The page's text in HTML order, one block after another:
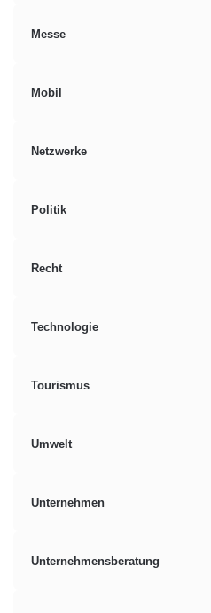
Messe
Mobil
Netzwerke
Politik
Recht
Technologie
Tourismus
Umwelt
Unternehmen
Unternehmensberatung